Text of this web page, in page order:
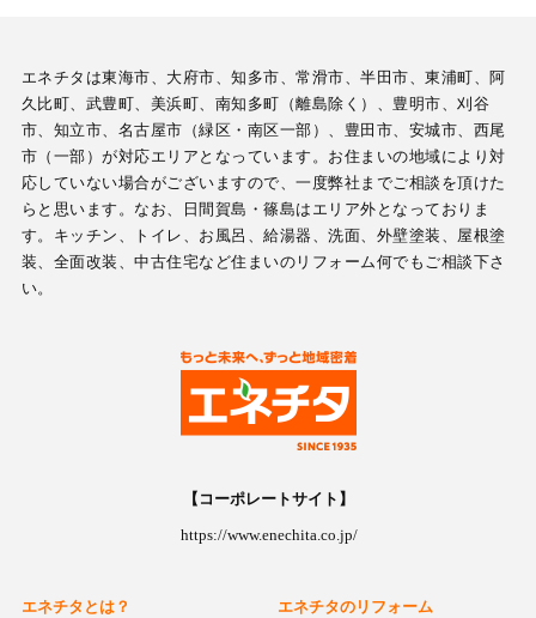
エネチタは東海市、大府市、知多市、常滑市、半田市、東浦町、阿
久比町、武豊町、美浜町、南知多町（離島除く）、豊明市、刈谷
市、知立市、名古屋市（緑区・南区一部）、豊田市、安城市、西尾
市（一部）が対応エリアとなっています。お住まいの地域により対
応していない場合がございますので、一度弊社までご相談を頂けた
らと思います。なお、日間賀島・篠島はエリア外となっておりま
す。キッチン、トイレ、お風呂、給湯器、洗面、外壁塗装、屋根塗
装、全面改装、中古住宅など住まいのリフォーム何でもご相談下さ
い。
【コーポレートサイト】
https://www.enechita.co.jp/
エネチタとは？ エネチタのリフォーム